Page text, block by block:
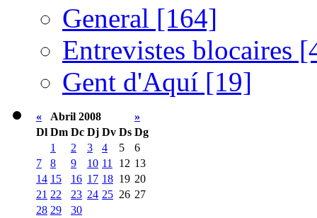
General [164]
Entrevistes blocaires
Gent d'Aquí [19]
« Abril 2008
»
Dl Dm Dc Dj Dv Ds Dg
1
2 3 4 5
6
7
8 9 10 11 12 13
14 15 16 17 18 19 20
21 22 23 24 25 26 27
28 29 30